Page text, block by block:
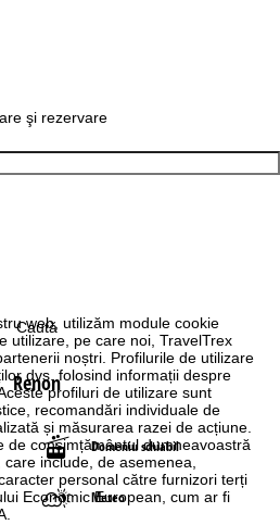
web, utilizăm module cookie
utilizare, pe care noi, TravelTrex
noștri. Profilurile de utilizare
dvs. folosind informații despre
profiluri de utilizare sunt
recomandări individuale de
și măsurarea razei de acțiune.
de consimțământul dumneavoastră
include, de asemenea,
personal către furnizori terți
Economic European, cum ar fi
şi rezervare
Caută
Renon
Domeniu schiabil
Meteo